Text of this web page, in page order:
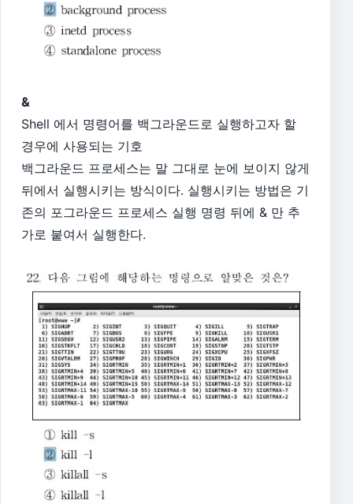
&
Shell 에서 명령어를 백그라운드로 실행하고자 할
경우에 사용되는 기호
백그라운드 프로세스는 말 그대로 눈에 보이지 않게
뒤에서 실행시키는 방식이다. 실행시키는 방법은 기
존의 포그라운드 프로세스 실행 명령 뒤에 & 만 추
가로 붙여서 실행한다.